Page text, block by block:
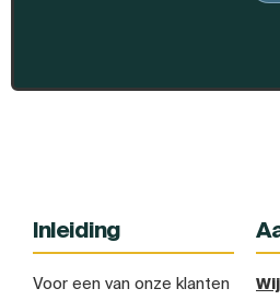
Inleiding
Voor een van onze klanten